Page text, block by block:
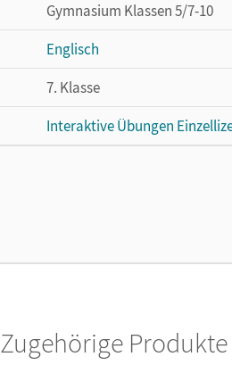
Gymnasium Klassen 5/7-10
Englisch
7. Klasse
Interaktive Übungen
Zugehörige Produkte